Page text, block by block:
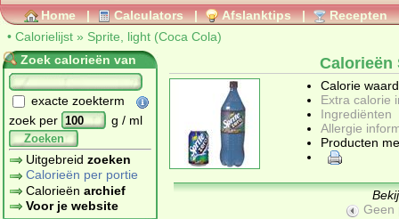
Home | Calculators | Afslanktips | Recepten
• Calorielijst » Sprite, light (Coca Cola)
Zoek calorieën van
exacte zoekterm
zoek per
g / ml
Zoeken
Uitgebreid zoeken
Calorieën per portie
Calorieën archief
Voor je website
Calorieën
Calorie
Extra calorie
Ingrediënten
Allergie
Producten
Geen